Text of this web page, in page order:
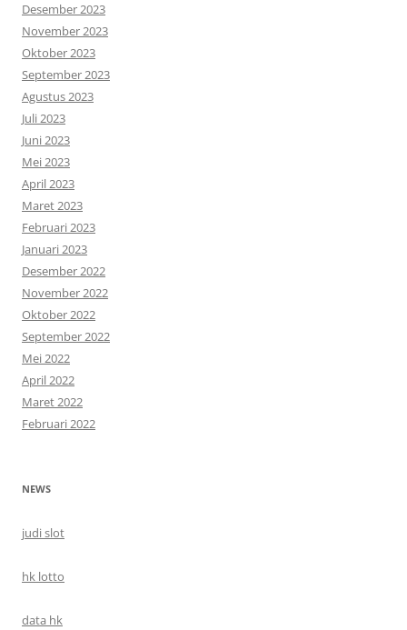
Desember 2023
November 2023
Oktober 2023
September 2023
Agustus 2023
Juli 2023
Juni 2023
Mei 2023
April 2023
Maret 2023
Februari 2023
Januari 2023
Desember 2022
November 2022
Oktober 2022
September 2022
Mei 2022
April 2022
Maret 2022
Februari 2022
NEWS
judi slot
hk lotto
data hk